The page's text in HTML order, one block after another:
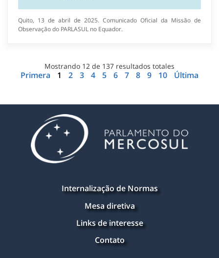
Quito, 13 de abril de 2025. Comunicado Oficial da Missão de
Observação do PARLASUL no Equador.
Mostrando 12 de 137 resultados totales
Primera 1 2 3 4 5 6 7 8 9 10 Última
Internalização de Normas
Mesa diretiva
Links de interesse
Contato